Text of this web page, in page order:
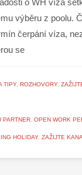
o WH víza
výběru z poolu.
čerpání víza,
se
TIPY, ROZHOVORY,
PARTNER, OPEN WORK
HOLIDAY, ZAŽIJTE